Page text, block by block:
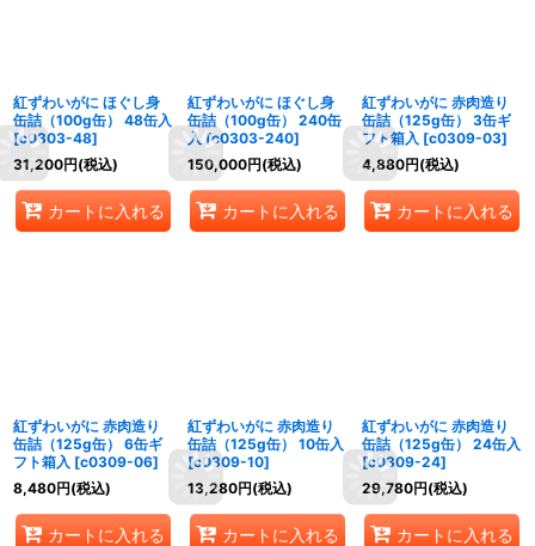
紅ずわいがに ほぐし身
缶詰（100g缶） 48缶入
[c0303-48]
31,200円(税込)
カートに入れる
紅ずわいがに ほぐし身
缶詰（100g缶） 240缶
入 [c0303-240]
150,000円(税込)
カートに入れる
紅ずわいがに 赤肉造り
缶詰（125g缶） 3缶ギ
フト箱入 [c0309-03]
4,880円(税込)
カートに入れる
紅ずわいがに 赤肉造り
缶詰（125g缶） 6缶ギ
フト箱入 [c0309-06]
8,480円(税込)
カートに入れる
紅ずわいがに 赤肉造り
缶詰（125g缶） 10缶入
[c0309-10]
13,280円(税込)
カートに入れる
紅ずわいがに 赤肉造り
缶詰（125g缶） 24缶入
[c0309-24]
29,780円(税込)
カートに入れる